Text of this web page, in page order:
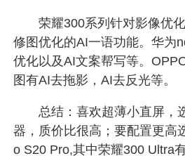
荣耀300系列针对影像优化
修图优化的AI一语功能。华为
优化以及AI文案帮写等。
图有AI去拖影，AI去反光等。
总结：喜欢超薄小直屏，
器，质价比很高；要配置更高
o S20 Pro,其中荣耀300 Ultra